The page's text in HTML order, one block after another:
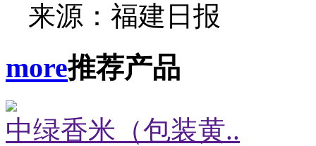
来源：福建日报
more推荐产品
中绿香米（包装黄..